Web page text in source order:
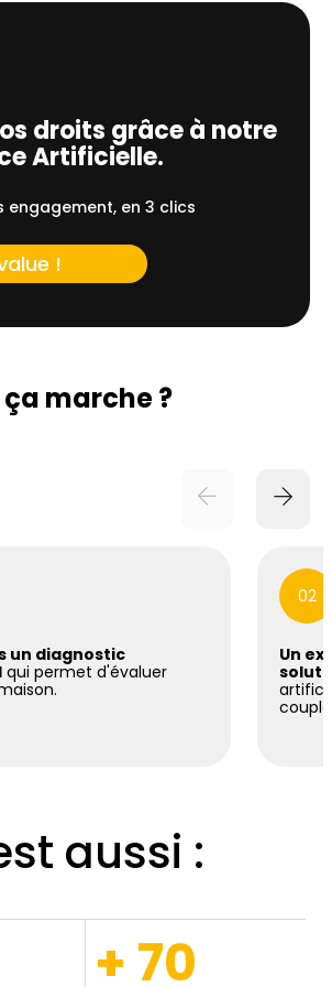
de sécuriser l'approvisionnement
quelle que soit la provenance du
intervient pour analyser ces
et proposer des solutions
chaque habitation du secteur.
droits grâce à notre
Artificielle.
engagement, en 3 clics
!
marche ?
un diagnostic
qui permet d'évaluer
02
Un
aussi :
+ 70